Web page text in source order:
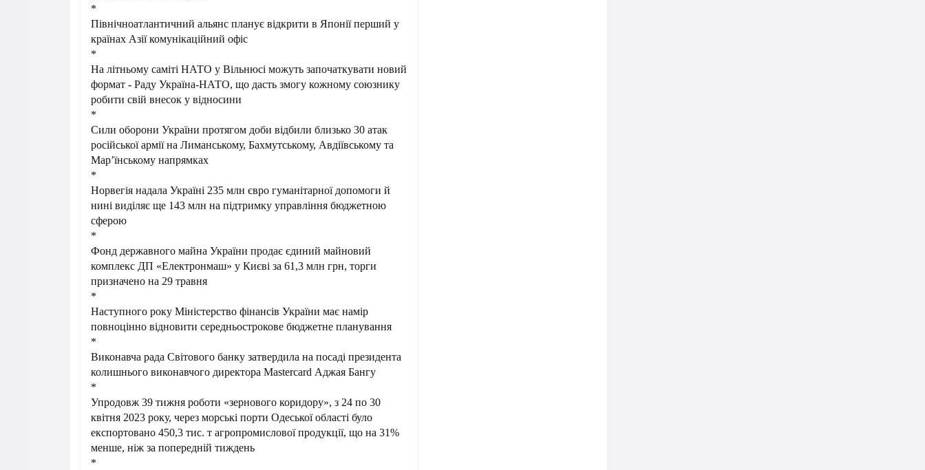
*
Північноатлантичний альянс планує відкрити в Японії перший у
країнах Азії комунікаційний офіс
*
На літньому саміті НАТО у Вільнюсі можуть започаткувати новий
формат - Раду Україна-НАТО, що дасть змогу кожному союзнику
робити свій внесок у відносини
*
Сили оборони України протягом доби відбили близько 30 атак
російської армії на Лиманському, Бахмутському, Авдіївському та
Мар’їнському напрямках
*
Норвегія надала Україні 235 млн євро гуманітарної допомоги й
нині виділяє ще 143 млн на підтримку управління бюджетною
сферою
*
Фонд державного майна України продає єдиний майновий
комплекс ДП «Електронмаш» у Києві за 61,3 млн грн, торги
призначено на 29 травня
*
Наступного року Міністерство фінансів України має намір
повноцінно відновити середньострокове бюджетне планування
*
Виконавча рада Світового банку затвердила на посаді президента
колишнього виконавчого директора Mastercard Аджая Бангу
*
Упродовж 39 тижня роботи «зернового коридору», з 24 по 30
квітня 2023 року, через морські порти Одеської області було
експортовано 450,3 тис. т агропромислової продукції, що на 31%
менше, ніж за попередній тиждень
*